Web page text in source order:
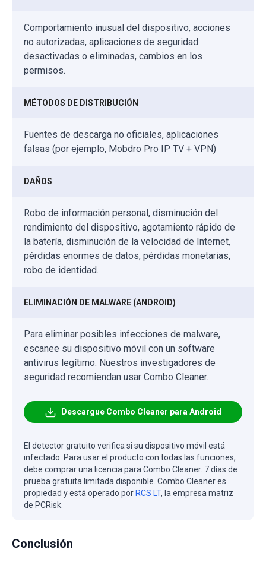
Comportamiento inusual del dispositivo, acciones
no autorizadas, aplicaciones de seguridad
desactivadas o eliminadas, cambios en los
permisos.
MÉTODOS DE DISTRIBUCIÓN
Fuentes de descarga no oficiales, aplicaciones
falsas (por ejemplo, Mobdro Pro IP TV + VPN)
DAÑOS
Robo de información personal, disminución del
rendimiento del dispositivo, agotamiento rápido de
la batería, disminución de la velocidad de Internet,
pérdidas enormes de datos, pérdidas monetarias,
robo de identidad.
ELIMINACIÓN DE MALWARE (ANDROID)
Para eliminar posibles infecciones de malware,
escanee su dispositivo móvil con un software
antivirus legítimo. Nuestros investigadores de
seguridad recomiendan usar Combo Cleaner.
Descargue Combo Cleaner para Android
El detector gratuito verifica si su dispositivo móvil está
infectado. Para usar el producto con todas las funciones,
debe comprar una licencia para Combo Cleaner. 7 días de
prueba gratuita limitada disponible. Combo Cleaner es
propiedad y está operado por RCS LT, la empresa matriz
de PCRisk.
Conclusión